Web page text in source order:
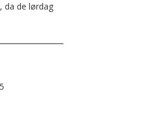
da de lørdag